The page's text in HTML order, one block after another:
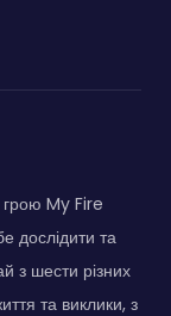
грою My Fire
дослідити та
з шести різних
та виклики, з